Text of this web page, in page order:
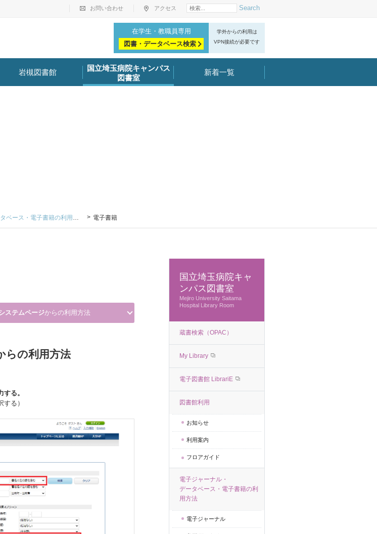
お問い合わせ アクセス Search
在学生・教職員専用
図書・データベース検索
学外からの利用は
VPN接続が必要です
岩槻図書館
国立埼玉病院キャンパス
図書室
新着一覧
ース・電子書籍の利用方法 電子書籍
ステムページからの利用方法
らの利用方法
る。
る）
国立埼玉病院キャ
ンパス図書室
Mejiro University Saitama
Hospital Library Room
蔵書検索（OPAC）
My Library
電子図書館 LibrariE
図書館利用
お知らせ
利用案内
フロアガイド
電子ジャーナル・
データベース・電子書籍の利
用方法
電子ジャーナル